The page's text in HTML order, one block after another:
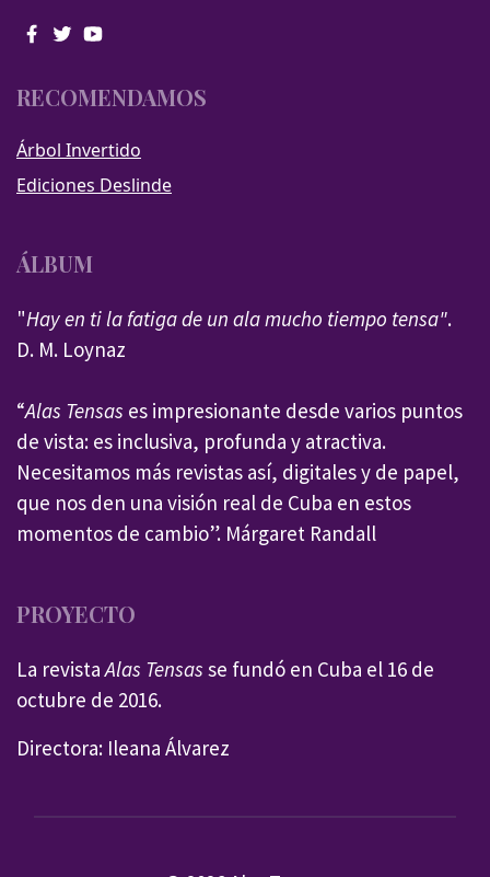
RECOMENDAMOS
Árbol Invertido
Ediciones Deslinde
ÁLBUM
"Hay en ti la fatiga de un ala mucho tiempo tensa".
D. M. Loynaz
“Alas Tensas es impresionante desde varios puntos
de vista: es inclusiva, profunda y atractiva.
Necesitamos más revistas así, digitales y de papel,
que nos den una visión real de Cuba en estos
momentos de cambio”. Márgaret Randall
PROYECTO
La revistaAlas Tensas se fundó en Cuba el 16 de
octubre de 2016.
Directora: Ileana Álvarez